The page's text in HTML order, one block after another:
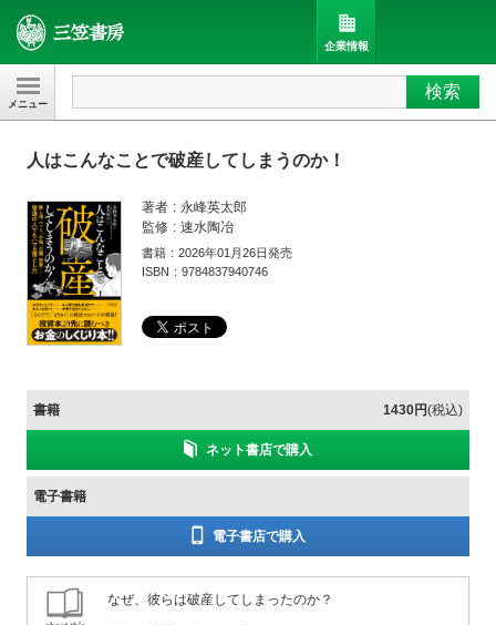
三笠書房 検索
企業情報
人はこんなことで破産してしまうのか！
著者
永峰英太郎
監修
速水陶冶
書籍
2026年01月26日発売
ISBN
9784837940746
書籍 1430円(税込)
ネット書店で購入
電子書籍
電子書店で購入
なぜ、彼らは破産してしまったのか？